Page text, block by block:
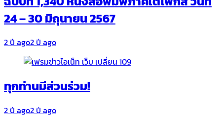
24 – 30 มิถุนายน 2567
2 ปี ago2 ปี ago
ทุกท่านมีส่วนร่วม!
2 ปี ago2 ปี ago